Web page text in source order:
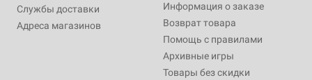
Службы доставки
Адреса магазинов
Информация о заказе
Возврат товара
Помощь с правилами
Архивные игры
Товары без скидки